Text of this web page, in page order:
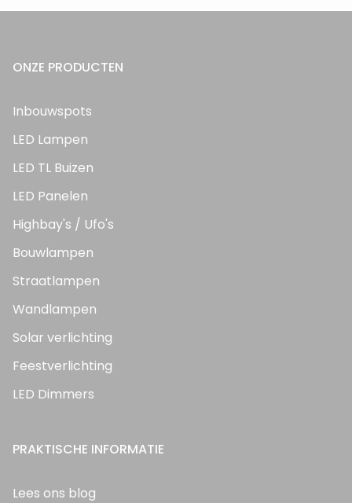
ONZE PRODUCTEN
Inbouwspots
LED Lampen
LED TL Buizen
LED Panelen
Highbay's / Ufo's
Bouwlampen
Straatlampen
Wandlampen
Solar verlichting
Feestverlichting
LED Dimmers
PRAKTISCHE INFORMATIE
Lees ons blog